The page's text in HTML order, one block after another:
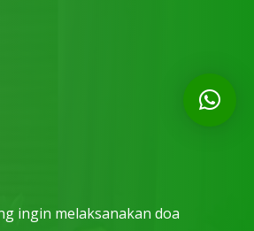
ingin melaksanakan doa